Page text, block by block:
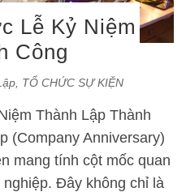
Lễ Kỷ Niệm
Công
TỔ CHỨC SỰ KIỆN
Thành Lập Thành
(Company Anniversary)
mang tính cột mốc quan
Đây không chỉ là